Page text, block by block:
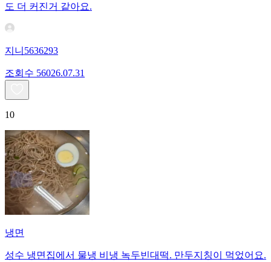
도 더 커진거 같아요.
지니5636293
조회수 56026.07.31
10
냉면
성수 냉면집에서 물냉 비냉 녹두빈대떡. 만두지칭이 먹었어요.